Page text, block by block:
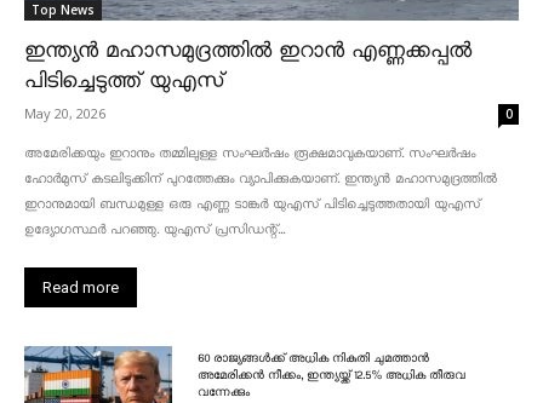
Top News
ഇന്ത്യൻ മഹാസമുദ്രത്തിൽ ഇറാൻ എണ്ണക്കപ്പൽ
പിടിച്ചെടുത്ത് യുഎസ്
May 20, 2026 0
അമേരിക്കയും ഇറാനും തമ്മിലുള്ള സംഘർഷം രൂക്ഷമാവുകയാണ്. സംഘർഷം
ഹോർമുസ് കടലിടുക്കിന് പുറത്തേക്കും വ്യാപിക്കുകയാണ്. ഇന്ത്യൻ മഹാസമുദ്രത്തിൽ
ഇറാനുമായി ബന്ധമുള്ള ഒരു എണ്ണ ടാങ്കർ യുഎസ് പിടിച്ചെടുത്തതായി യുഎസ്
ഉദ്യോഗസ്ഥർ പറഞ്ഞു. യുഎസ് പ്രസിഡന്റ്...
Read more
60 രാജ്യങ്ങൾക്ക് അധിക നികുതി ചുമത്താൻ
അമേരിക്കൻ നീക്കം, ഇന്ത്യയ്ക്ക് 12.5% അധിക തീരുവ
വന്നേക്കും